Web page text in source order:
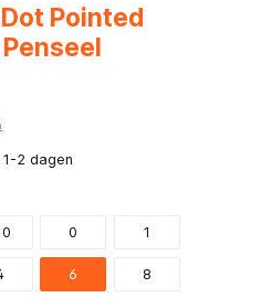
Pointed
2 dagen
0 1
6 8